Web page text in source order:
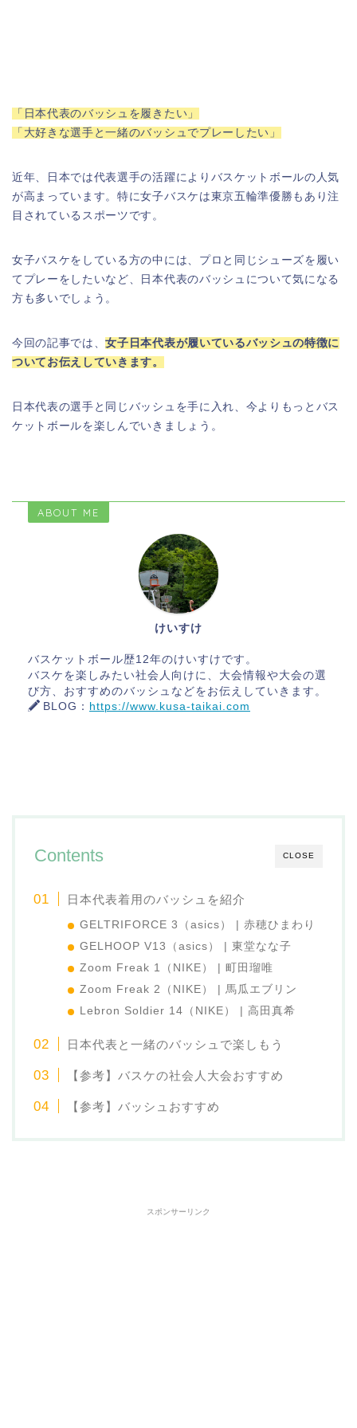
「日本代表のバッシュを履きたい」
「大好きな選手と一緒のバッシュでプレーしたい」
近年、日本では代表選手の活躍によりバスケットボールの人気
が高まっています。特に女子バスケは東京五輪準優勝もあり注
目されているスポーツです。
女子バスケをしている方の中には、プロと同じシューズを履い
てプレーをしたいなど、日本代表のバッシュについて気になる
方も多いでしょう。
今回の記事では、女子日本代表が履いているバッシュの特徴に
ついてお伝えしていきます。
日本代表の選手と同じバッシュを手に入れ、今よりもっとバス
ケットボールを楽しんでいきましょう。
ABOUT ME
けいすけ
バスケットボール歴12年のけいすけです。
バスケを楽しみたい社会人向けに、大会情報や大会の選
び方、おすすめのバッシュなどをお伝えしていきます。
BLOG： https://www.kusa-taikai.com
CLOSE
Contents
日本代表着用のバッシュを紹介
GELTRIFORCE 3（asics） | 赤穂ひまわり
GELHOOP V13（asics） | 東堂なな子
Zoom Freak 1（NIKE） | 町田瑠唯
Zoom Freak 2（NIKE） | 馬瓜エブリン
Lebron Soldier 14（NIKE） | 高田真希
日本代表と一緒のバッシュで楽しもう
【参考】バスケの社会人大会おすすめ
【参考】バッシュおすすめ
スポンサーリンク